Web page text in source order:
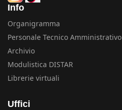
Info
Organigramma
Personale Tecnico Amministrativo
Archivio
Modulistica DISTAR
Librerie virtuali
Uffici